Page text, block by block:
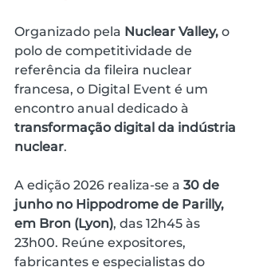
Organizado pela Nuclear Valley, o
polo de competitividade de
referência da fileira nuclear
francesa, o Digital Event é um
encontro anual dedicado à
transformação digital da indústria
nuclear.
A edição 2026 realiza-se a 30 de
junho no Hippodrome de Parilly,
em Bron (Lyon), das 12h45 às
23h00. Reúne expositores,
fabricantes e especialistas do